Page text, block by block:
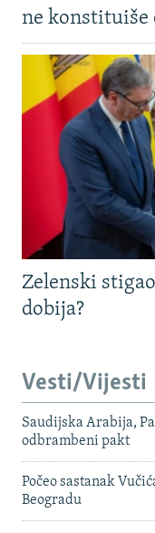
ne konstituiše
Zelenski
dobija?
Vesti/Vijesti
Saudijska Arabija,
odbrambeni pakt
Počeo sastanak
Beogradu